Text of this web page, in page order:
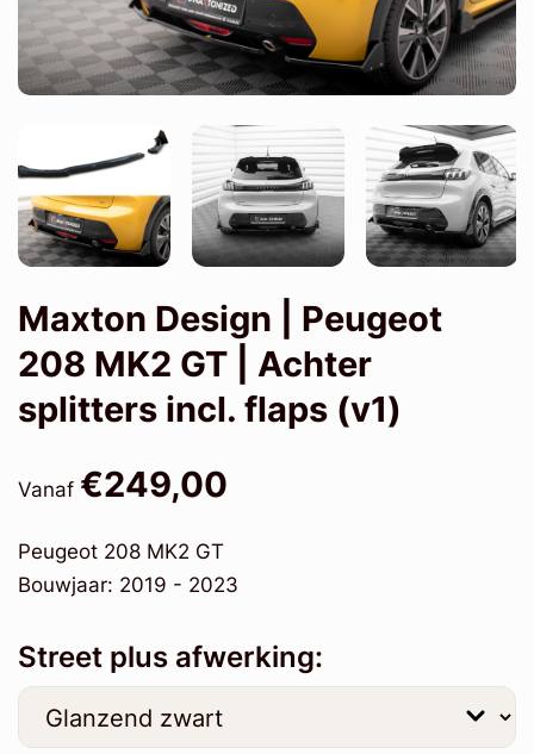
Maxton Design | Peugeot
208 MK2 GT | Achter
splitters incl. flaps (v1)
Vanaf €249,00
Peugeot 208 MK2 GT
Bouwjaar: 2019 - 2023
Street plus afwerking: